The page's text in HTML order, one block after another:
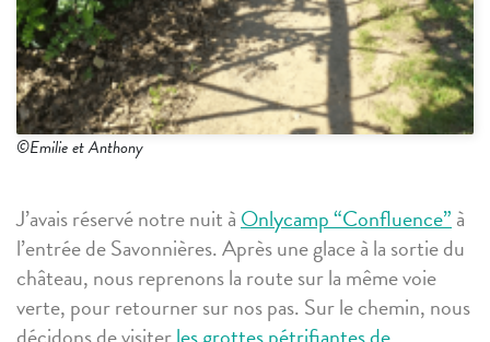
©Emilie et Anthony
J’avais réservé notre nuit àOnlycamp “Confluence”à
l’entrée de Savonnières. Après une glace à la sortie du
château, nous reprenons la route sur la même voie
verte, pour retourner sur nos pas. Sur le chemin, nous